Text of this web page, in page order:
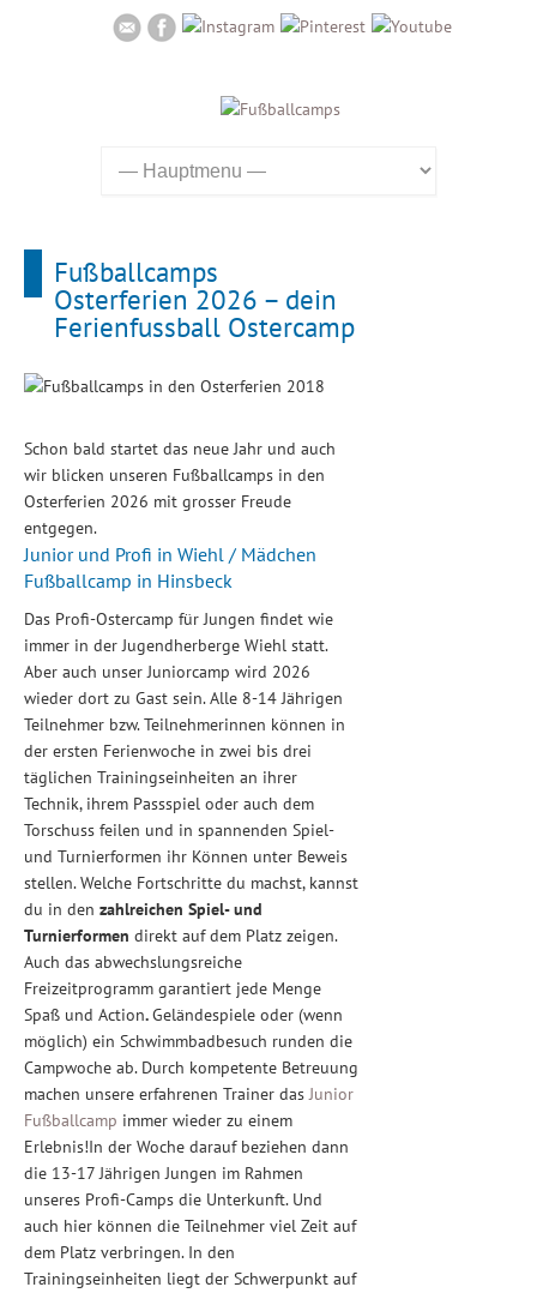
Fußballcamps
Osterferien 2026 – dein
Ferienfussball Ostercamp
Schon bald startet das neue Jahr und auch
wir blicken unseren Fußballcamps in den
Osterferien 2026 mit grosser Freude
entgegen.
Junior und Profi in Wiehl / Mädchen
Fußballcamp in Hinsbeck
Das Profi-Ostercamp für Jungen findet wie
immer in der Jugendherberge Wiehl statt.
Aber auch unser Juniorcamp wird 2026
wieder dort zu Gast sein. Alle 8-14 Jährigen
Teilnehmer bzw. Teilnehmerinnen können in
der ersten Ferienwoche in zwei bis drei
täglichen Trainingseinheiten an ihrer
Technik, ihrem Passspiel oder auch dem
Torschuss feilen und in spannenden Spiel-
und Turnierformen ihr Können unter Beweis
stellen. Welche Fortschritte du machst, kannst
du in den zahlreichen Spiel- und
Turnierformen direkt auf dem Platz zeigen.
Auch das abwechslungsreiche
Freizeitprogramm garantiert jede Menge
Spaß und Action.Geländespiele oder (wenn
möglich) ein Schwimmbadbesuch runden die
Campwoche ab. Durch kompetente Betreuung
machen unsere erfahrenen Trainer dasJunior
Fußballcamp immer wieder zu einem
Erlebnis!In der Woche darauf beziehen dann
die 13-17 Jährigen Jungen im Rahmen
unseres Profi-Camps die Unterkunft. Und
auch hier können die Teilnehmer viel Zeit auf
dem Platz verbringen. In den
Trainingseinheiten liegt der Schwerpunkt auf